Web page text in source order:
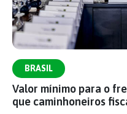
BRASIL
Valor mínimo para o
que caminhoneiros